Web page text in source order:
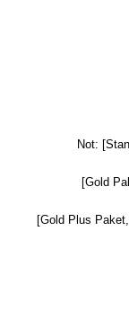
Not:
[Gold
[Gold Plus